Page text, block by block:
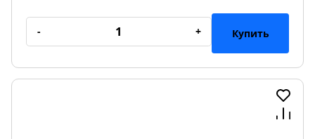
- + Купить